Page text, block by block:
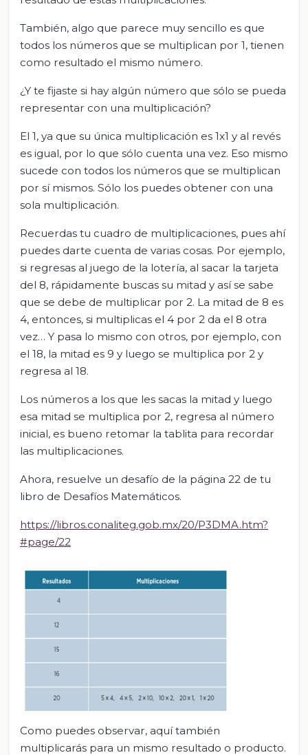
También, algo que parece muy sencillo es que
todos los números que se multiplican por 1, tienen
como resultado el mismo número.
¿Y te fijaste si hay algún número que sólo se pueda
representar con una multiplicación?
El 1, ya que su única multiplicación es 1x1 y al revés
es igual, por lo que sólo cuenta una vez. Eso mismo
sucede con todos los números que se multiplican
por sí mismos. Sólo los puedes obtener con una
sola multiplicación.
Recuerdas tu cuadro de multiplicaciones, pues ahí
puedes darte cuenta de varias cosas. Por ejemplo,
si regresas al juego de la lotería, al sacar la tarjeta
del 8, rápidamente buscas su mitad y así se sabe
que se debe de multiplicar por 2. La mitad de 8 es
4, entonces, si multiplicas el 4 por 2 da el 8 otra
vez… Y pasa lo mismo con otros, por ejemplo, con
el 18, la mitad es 9 y luego se multiplica por 2 y
regresa al 18.
Los números a los que les sacas la mitad y luego
esa mitad se multiplica por 2, regresa al número
inicial, es bueno retomar la tablita para recordar
las multiplicaciones.
Ahora, resuelve un desafío de la página 22 de tu
libro de Desafíos Matemáticos.
https://libros.conaliteg.gob.mx/20/P3DMA.htm?
#page/22
Como puedes observar, aquí también
multiplicarás para un mismo resultado o producto.